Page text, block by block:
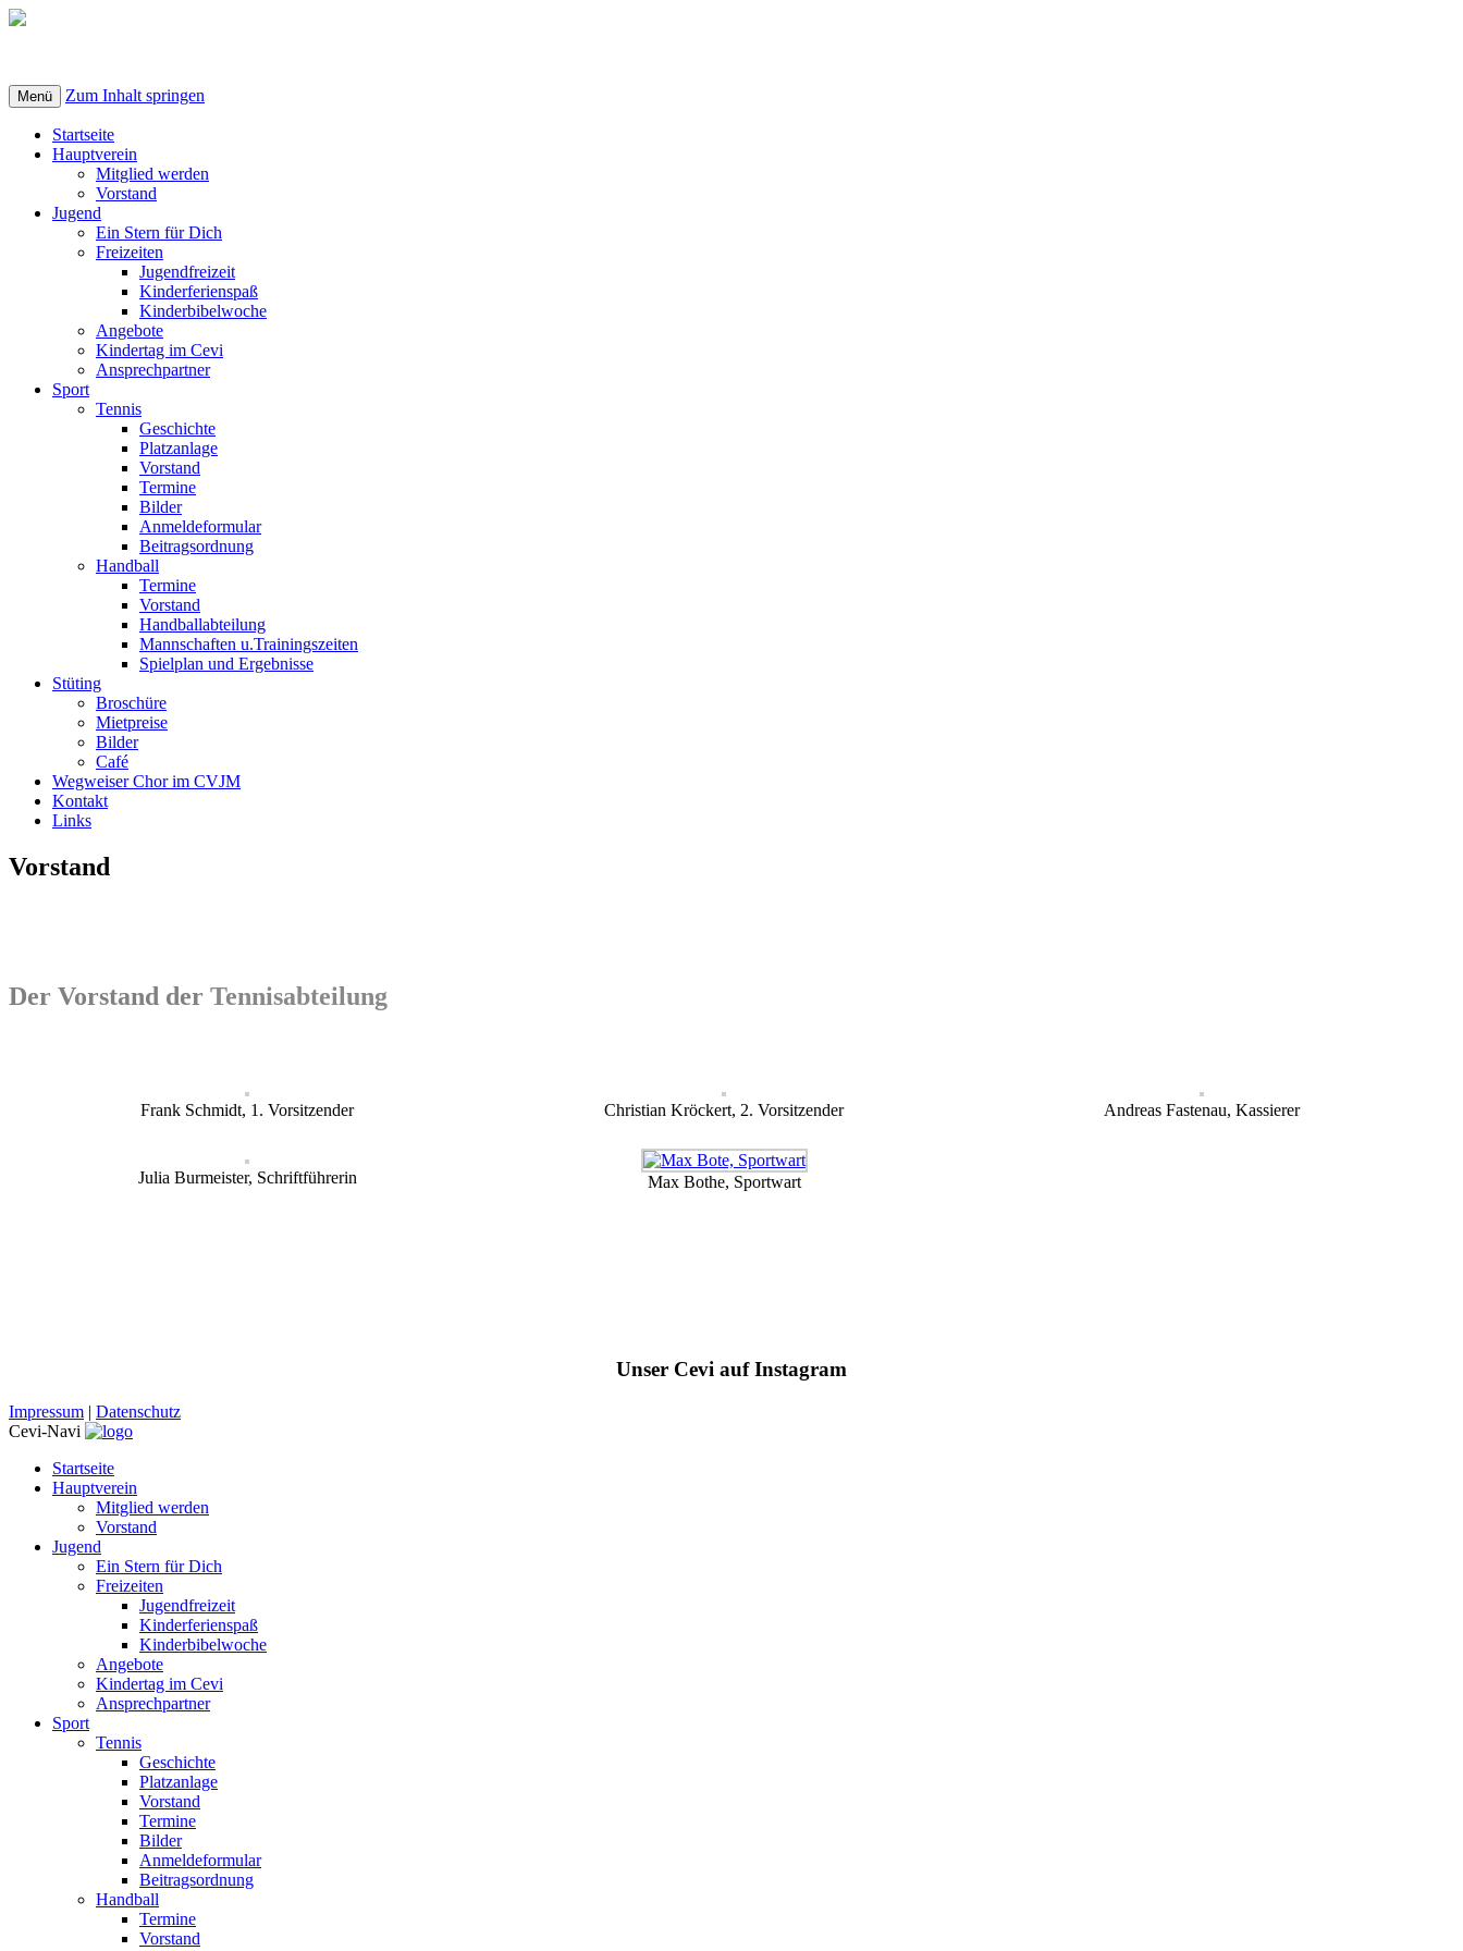
Menü Zum Inhalt springen
Startseite
Hauptverein
Mitglied werden
Vorstand
Jugend
Ein Stern für Dich
Freizeiten
Jugendfreizeit
Kinderferienspaß
Kinderbibelwoche
Angebote
Kindertag im Cevi
Ansprechpartner
Sport
Tennis
Geschichte
Platzanlage
Vorstand
Termine
Bilder
Anmeldeformular
Beitragsordnung
Handball
Termine
Vorstand
Handballabteilung
Mannschaften u.Trainingszeiten
Spielplan und Ergebnisse
Stüting
Broschüre
Mietpreise
Bilder
Café
Wegweiser Chor im CVJM
Kontakt
Links
Vorstand
Der Vorstand der Tennisabteilung
Frank Schmidt, 1. Vorsitzender Christian Kröckert, 2. Vorsitzender Andreas Fastenau, Kassierer
Julia Burmeister, Schriftführerin Max Bothe, Sportwart
Unser Cevi auf Instagram
Impressum | Datenschutz
Cevi-Navi
Startseite
Hauptverein
Mitglied werden
Vorstand
Jugend
Ein Stern für Dich
Freizeiten
Jugendfreizeit
Kinderferienspaß
Kinderbibelwoche
Angebote
Kindertag im Cevi
Ansprechpartner
Sport
Tennis
Geschichte
Platzanlage
Vorstand
Termine
Bilder
Anmeldeformular
Beitragsordnung
Handball
Termine
Vorstand